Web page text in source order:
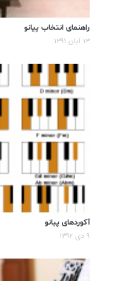
راهنمای انتخاب پیانو
۱۳ آبان ۱۳۹۱
آکوردهای پیانو
۹ دی ۱۳۹۲